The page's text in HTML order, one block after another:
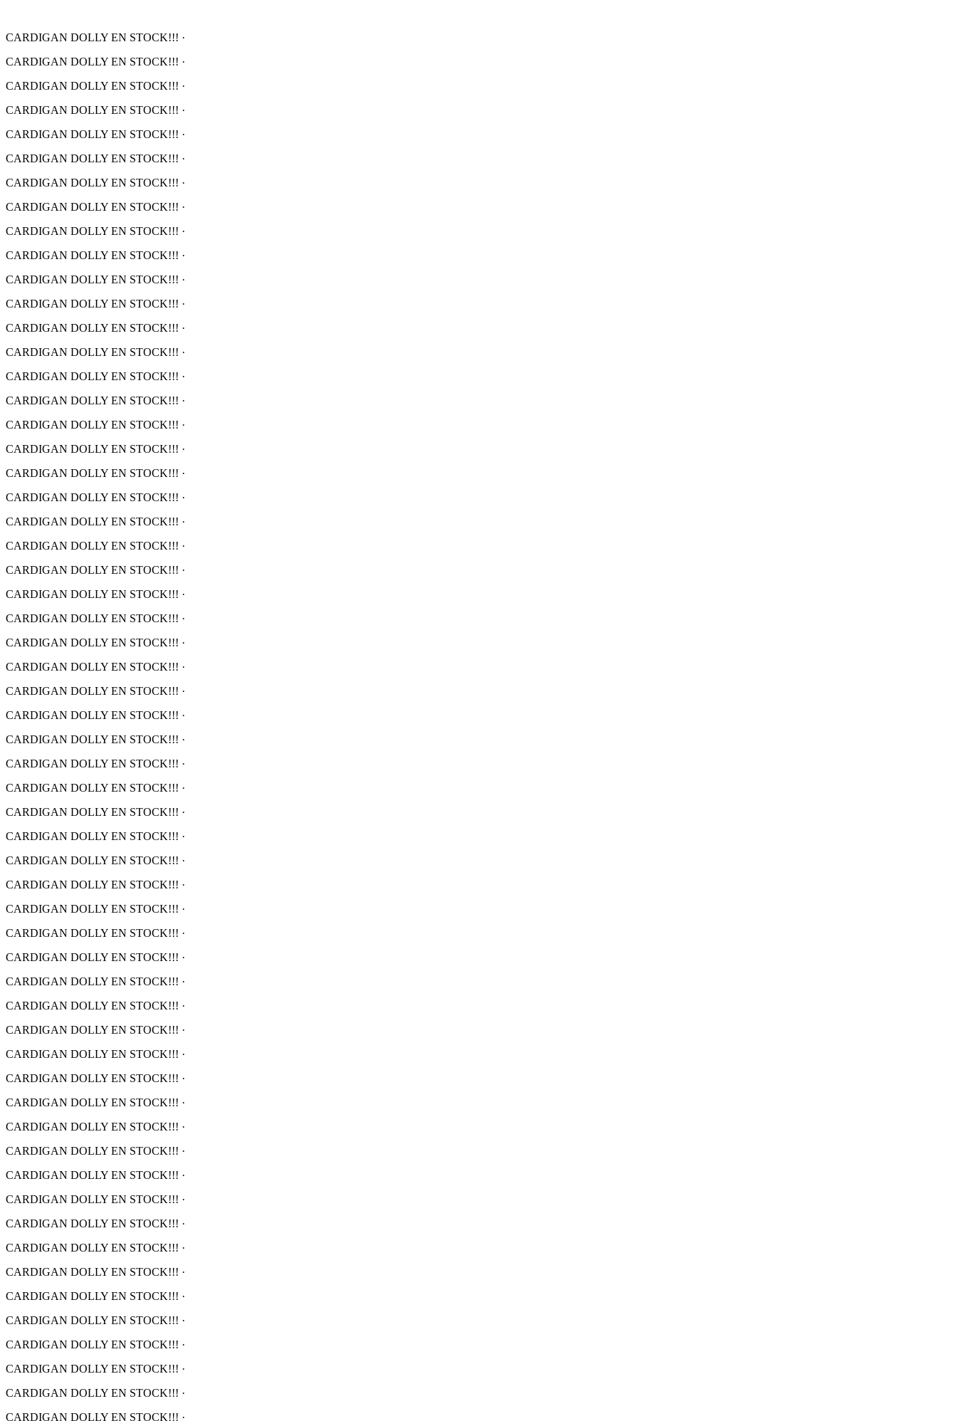
CARDIGAN DOLLY EN STOCK!!! ·
CARDIGAN DOLLY EN STOCK!!! ·
CARDIGAN DOLLY EN STOCK!!! ·
CARDIGAN DOLLY EN STOCK!!! ·
CARDIGAN DOLLY EN STOCK!!! ·
CARDIGAN DOLLY EN STOCK!!! ·
CARDIGAN DOLLY EN STOCK!!! ·
CARDIGAN DOLLY EN STOCK!!! ·
CARDIGAN DOLLY EN STOCK!!! ·
CARDIGAN DOLLY EN STOCK!!! ·
CARDIGAN DOLLY EN STOCK!!! ·
CARDIGAN DOLLY EN STOCK!!! ·
CARDIGAN DOLLY EN STOCK!!! ·
CARDIGAN DOLLY EN STOCK!!! ·
CARDIGAN DOLLY EN STOCK!!! ·
CARDIGAN DOLLY EN STOCK!!! ·
CARDIGAN DOLLY EN STOCK!!! ·
CARDIGAN DOLLY EN STOCK!!! ·
CARDIGAN DOLLY EN STOCK!!! ·
CARDIGAN DOLLY EN STOCK!!! ·
CARDIGAN DOLLY EN STOCK!!! ·
CARDIGAN DOLLY EN STOCK!!! ·
CARDIGAN DOLLY EN STOCK!!! ·
CARDIGAN DOLLY EN STOCK!!! ·
CARDIGAN DOLLY EN STOCK!!! ·
CARDIGAN DOLLY EN STOCK!!! ·
CARDIGAN DOLLY EN STOCK!!! ·
CARDIGAN DOLLY EN STOCK!!! ·
CARDIGAN DOLLY EN STOCK!!! ·
CARDIGAN DOLLY EN STOCK!!! ·
CARDIGAN DOLLY EN STOCK!!! ·
CARDIGAN DOLLY EN STOCK!!! ·
CARDIGAN DOLLY EN STOCK!!! ·
CARDIGAN DOLLY EN STOCK!!! ·
CARDIGAN DOLLY EN STOCK!!! ·
CARDIGAN DOLLY EN STOCK!!! ·
CARDIGAN DOLLY EN STOCK!!! ·
CARDIGAN DOLLY EN STOCK!!! ·
CARDIGAN DOLLY EN STOCK!!! ·
CARDIGAN DOLLY EN STOCK!!! ·
CARDIGAN DOLLY EN STOCK!!! ·
CARDIGAN DOLLY EN STOCK!!! ·
CARDIGAN DOLLY EN STOCK!!! ·
CARDIGAN DOLLY EN STOCK!!! ·
CARDIGAN DOLLY EN STOCK!!! ·
CARDIGAN DOLLY EN STOCK!!! ·
CARDIGAN DOLLY EN STOCK!!! ·
CARDIGAN DOLLY EN STOCK!!! ·
CARDIGAN DOLLY EN STOCK!!! ·
CARDIGAN DOLLY EN STOCK!!! ·
CARDIGAN DOLLY EN STOCK!!! ·
CARDIGAN DOLLY EN STOCK!!! ·
CARDIGAN DOLLY EN STOCK!!! ·
CARDIGAN DOLLY EN STOCK!!! ·
CARDIGAN DOLLY EN STOCK!!! ·
CARDIGAN DOLLY EN STOCK!!! ·
CARDIGAN DOLLY EN STOCK!!! ·
CARDIGAN DOLLY EN STOCK!!! ·